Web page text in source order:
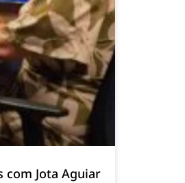
com Jota Aguiar